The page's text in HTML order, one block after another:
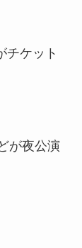
チケット
が夜公演